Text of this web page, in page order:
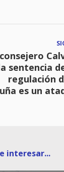
sentencia
regulación
es un
interesar...